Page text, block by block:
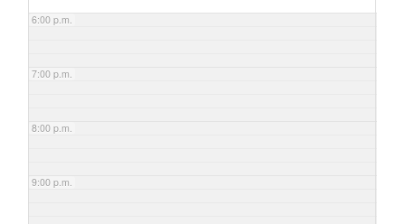
6:00 p.m.
7:00 p.m.
8:00 p.m.
9:00 p.m.